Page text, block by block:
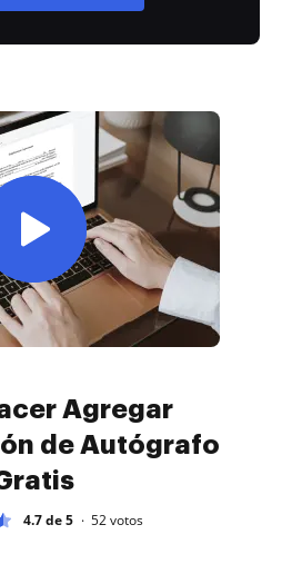
Agregar
de Autógrafo
4.7 de 5 52votos